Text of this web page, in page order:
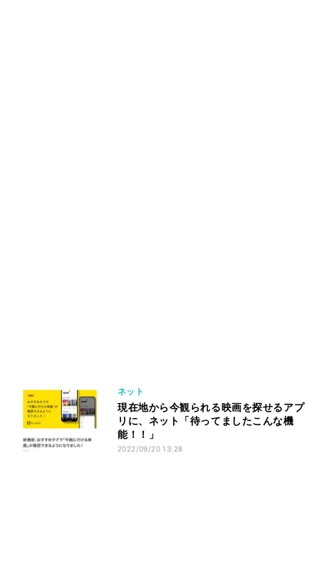
ネット
現在地から今観られる映画を探せるアプ
リに、ネット「待ってましたこんな機
能！！」
2022/09/20 13:28